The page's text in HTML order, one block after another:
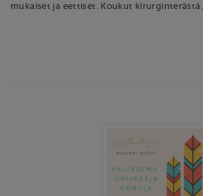
mukaiset ja eettiset. Koukut